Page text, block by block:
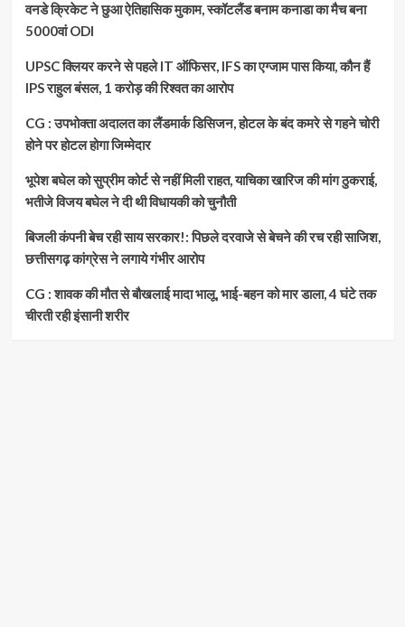
वनडे क्रिकेट ने छुआ ऐतिहासिक मुकाम, स्कॉटलैंड बनाम कनाडा का मैच बना
5000वां ODI
UPSC क्लियर करने से पहले IT ऑफिसर, IFS का एग्जाम पास किया, कौन हैं
IPS राहुल बंसल, 1 करोड़ की रिश्वत का आरोप
CG : उपभोक्ता अदालत का लैंडमार्क डिसिजन, होटल के बंद कमरे से गहने चोरी
होने पर होटल होगा जिम्मेदार
भूपेश बघेल को सुप्रीम कोर्ट से नहीं मिली राहत, याचिका खारिज की मांग ठुकराई,
भतीजे विजय बघेल ने दी थी विधायकी को चुनौती
बिजली कंपनी बेच रही साय सरकार!: पिछले दरवाजे से बेचने की रच रही साजिश,
छत्तीसगढ़ कांग्रेस ने लगाये गंभीर आरोप
CG : शावक की मौत से बौखलाई मादा भालू, भाई-बहन को मार डाला, 4 घंटे तक
चीरती रही इंसानी शरीर